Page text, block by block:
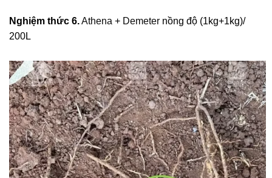
Nghiệm thức 6.Athena + Demeter nồng độ (1kg+1kg)/
200L